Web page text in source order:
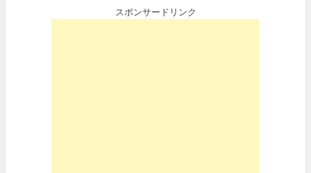
スポンサードリンク